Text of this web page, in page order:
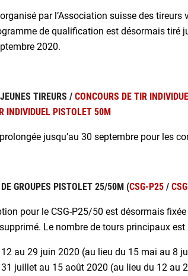
par l’Association suisse des
de qualification est désormais tiré
2020.
TIREURS / CONCOURS DE TIR
INDIVIDUEL PISTOLET 50M
jusqu’au 30 septembre pour les
GROUPES PISTOLET 25/50M (CSG-P25/
pour le CSG-P25/50 est désormais
Le nombre de tours principaux est
au 29 juin 2020 (au lieu du 15 mai au 8
juillet au 15 août 2020 (au lieu du 12 au